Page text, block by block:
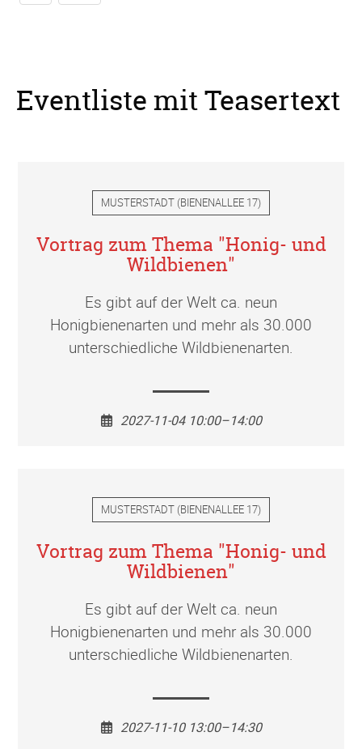
Eventliste mit Teasertext
MUSTERSTADT (BIENENALLEE 17)
Vortrag zum Thema "Honig- und
Wildbienen"
Es gibt auf der Welt ca. neun
Honigbienenarten und mehr als 30.000
unterschiedliche Wildbienenarten.
2027-11-04 10:00–14:00
MUSTERSTADT (BIENENALLEE 17)
Vortrag zum Thema "Honig- und
Wildbienen"
Es gibt auf der Welt ca. neun
Honigbienenarten und mehr als 30.000
unterschiedliche Wildbienenarten.
2027-11-10 13:00–14:30